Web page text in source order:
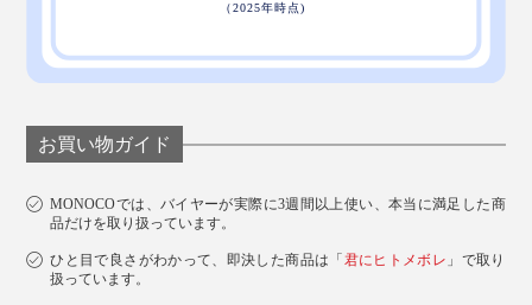
るい……そんな残念気分にさよなら。いつでもどこで
も“ヤバ冷え”を持ち運んでください。
お買い物ガイド
MONOCOでは、バイヤーが実際に3週間以上使い、本当に満足した商
品だけを取り扱っています。
ひと目で良さがわかって、即決した商品は「 君にヒトメボレ 」で取り
扱っています。